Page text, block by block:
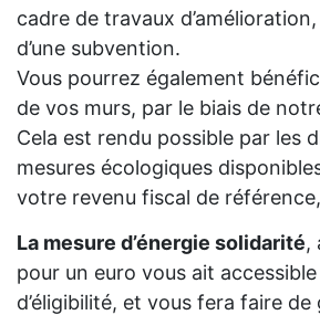
cadre de travaux
d’une subvention.
Vous pourrez également
de vos murs, par le biais de
Cela est rendu possible par les
mesures écologiques
votre revenu fiscal de
La mesure d’énergie solidarité,
pour un euro vous ait
d’éligibilité, et vous fera faire de